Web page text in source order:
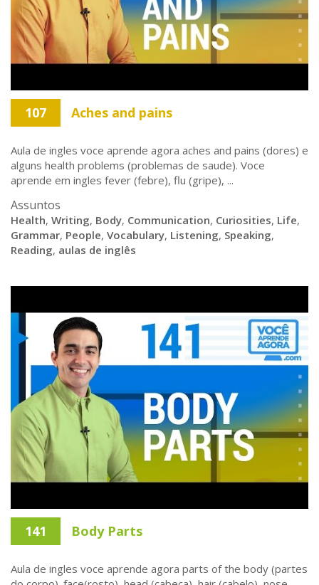
107 Aches and pains
Aula de ingles voce aprende agora aches and pains (dores) e
alguns health problems (problemas de saude). Voce
aprende em ingles fever (febre), flu (gripe), ...
Assuntos
Health, Writing, Body, Communication, Curiosities, Life,
Grammar, People, Vocabulary, Listening, Speaking,
Reading, aulas de inglês
141 Body Parts
Aula de ingles voce aprende agora parts of the body (partes